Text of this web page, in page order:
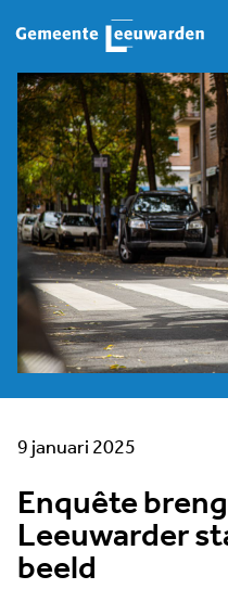
9 januari 2025
Enquête
Leeuwarder
beeld